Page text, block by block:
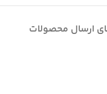
ارسال محصولات